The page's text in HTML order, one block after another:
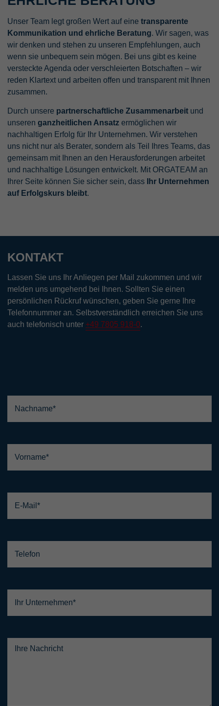
Unser Team legt großen Wert auf eine transparente
Kommunikation und ehrliche Beratung. Wir sagen, was
wir denken und stehen zu unseren Empfehlungen, auch
wenn sie unbequem sein mögen. Bei uns gibt es keine
versteckte Agenda oder verschleierten Botschaften – wir
reden Klartext und arbeiten offen und transparent mit Ihnen
zusammen.
Durch unsere partnerschaftliche Zusammenarbeit und
unseren ganzheitlichen Ansatz ermöglichen wir
nachhaltigen Erfolg für Ihr Unternehmen. Wir verstehen
uns nicht nur als Berater, sondern als Teil Ihres Teams, das
gemeinsam mit Ihnen an den Herausforderungen arbeitet
und nachhaltige Lösungen entwickelt. Mit ORGATEAM an
Ihrer Seite können Sie sicher sein, dass
Ihr Unternehmen
auf Erfolgskurs bleibt.
KONTAKT
Lassen Sie uns Ihr Anliegen per Mail zukommen und wir
melden uns umgehend bei Ihnen. Sollten Sie einen
persönlichen Rückruf wünschen, geben Sie gerne Ihre
Telefonnummer an. Selbstverständlich erreichen Sie uns
auch telefonisch unter +49 7805 918-0.